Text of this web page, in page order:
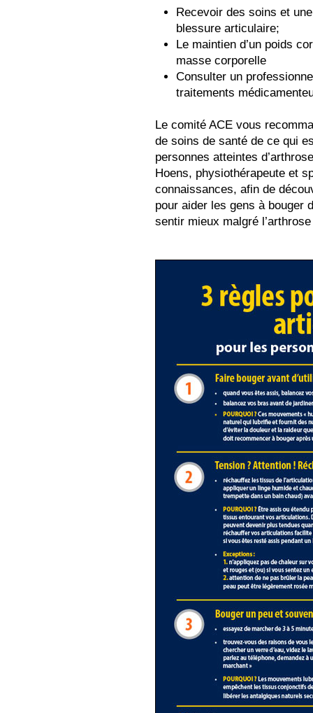
Recevoir des soins et
blessure articulaire;
Le maintien d’un poids
masse corporelle
Consulter un
traitements
Le comité ACE vous
de soins de santé de ce qui
personnes atteintes
Hoens, physiothérapeute et
connaissances, afin de
pour aider les gens à bouger
sentir mieux malgré